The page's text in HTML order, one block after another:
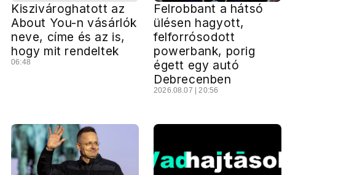
Kiszivároghatott az
About You-n vásárlók
neve, címe és az is,
hogy mit rendeltek
06:48
Felrobbant a hátsó
ülésen hagyott,
felforrósodott
powerbank, porig
égett egy autó
Debrecenben
2026.08.07 | 20:56